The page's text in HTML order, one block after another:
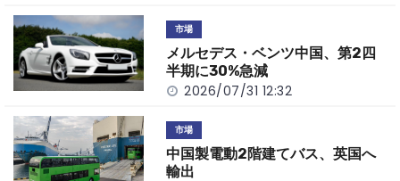
市場
メルセデス・ベンツ中国、第2四
半期に30%急減
2026/07/31 12:32
市場
中国製電動2階建てバス、英国へ
輸出